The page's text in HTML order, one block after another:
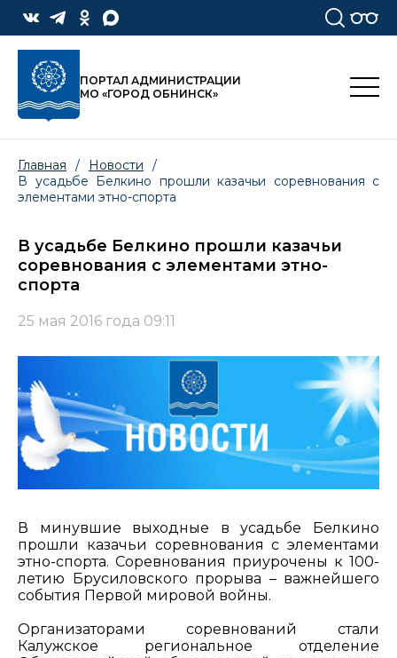
ПОРТАЛ АДМИНИСТРАЦИИ
МО «ГОРОД ОБНИНСК»
Главная / Новости
/
В усадьбе Белкино прошли казачьи соревнования с
элементами этно-спорта
В усадьбе Белкино прошли казачьи
соревнования с элементами этно-
спорта
25 мая 2016 года 09:11
В минувшие выходные в усадьбе Белкино
прошли казачьи соревнования с элементами
этно-спорта. Соревнования приурочены к 100-
летию Брусиловского прорыва – важнейшего
события Первой мировой войны.
Организаторами соревнований стали
Калужское региональное отделение